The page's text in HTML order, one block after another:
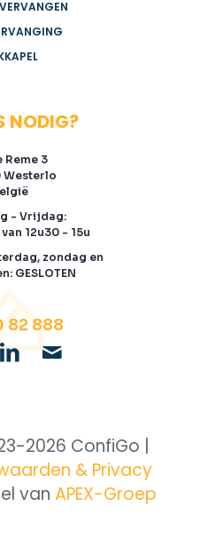
NODIG?
Reme 3
Westerlo
- Vrijdag:
12u30 - 15u
zondag en
GESLOTEN
82 888
2026 ConfiGo |
& Privacy
van APEX-Groep